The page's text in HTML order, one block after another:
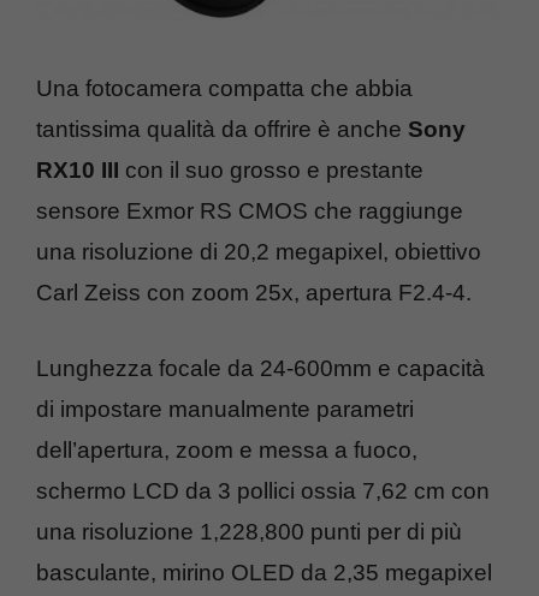
Una fotocamera compatta che abbia
tantissima qualità da offrire è anche Sony
RX10 III con il suo grosso e prestante
sensore Exmor RS CMOS che raggiunge
una risoluzione di 20,2 megapixel, obiettivo
Carl Zeiss con zoom 25x, apertura F2.4-4.
Lunghezza focale da 24-600mm e capacità
di impostare manualmente parametri
dell’apertura, zoom e messa a fuoco,
schermo LCD da 3 pollici ossia 7,62 cm con
una risoluzione 1,228,800 punti per di più
basculante, mirino OLED da 2,35 megapixel